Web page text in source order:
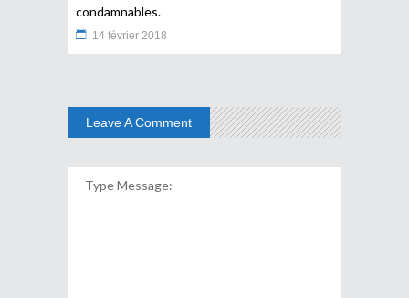
condamnables.
14 février 2018
Leave A Comment